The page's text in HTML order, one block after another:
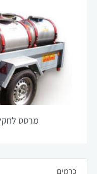
מרסס
כרמים